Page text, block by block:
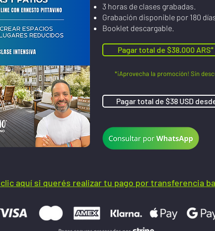
3 horas de clases grabadas.
Grabación disponible por 180
Booklet descargable.
Pagar total de $38.000
*¡Aprovecha la promoción! Sin
Pagar total de $38 USD
aquí si querés realizar tu pago por transferencia